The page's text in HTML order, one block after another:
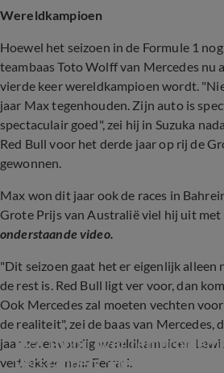
Wereldkampioen
Hoewel het seizoen in de Formule 1
teambaas Toto Wolff van Mercedes nu
vierde keer wereldkampioen wordt.
jaar Max tegenhouden. Zijn auto is
spectaculair goed", zei hij in Suzuka
Red Bull voor het derde jaar op rij de
gewonnen.
Max won dit jaar ook de races in
Grote Prijs van Australië viel hij uit
onderstaande video.
"Dit seizoen gaat het er eigenlijk alleen
de rest is. Red Bull ligt ver voor, dan
Ook Mercedes zal moeten vechten
de realiteit", zei de baas van Mercedes,
jaar zevenvoudig wereldkampioen
vertrekken naar Ferrari.
Jack Plooij over
Verstappen: ‘Het kan stuk